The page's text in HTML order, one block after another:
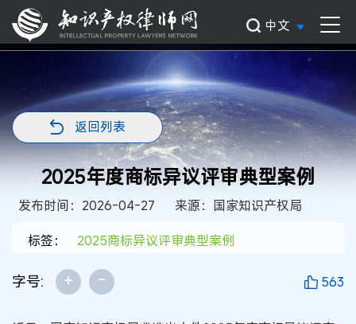
中文
返回列表
2025年度商标异议评审典型案例
发布时间：2026-04-27
来源：国家知识产权局
标签：
2025商标异议评审典型案例
字号: + - 563